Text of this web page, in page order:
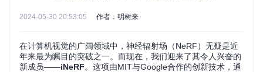
2024-05-30 20:53:05 作者：明树来
在计算机视觉的广阔领域中，神经辐射场（NeRF）无疑是近
年来最为瞩目的突破之一。而现在，我们迎来了其令人兴奋的
新成员——iNeRF。这项由MIT与Google合作的创新技术，通